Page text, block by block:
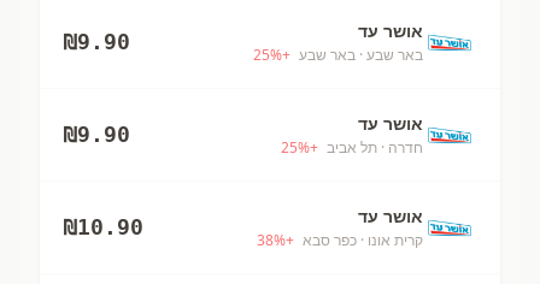
אושר עד
באר שבע · באר שבע +
25%
₪9.90
אושר עד
חדרה · תל אביב +
25%
₪9.90
אושר עד
קרית אונו · כפר סבא +
38%
₪10.90